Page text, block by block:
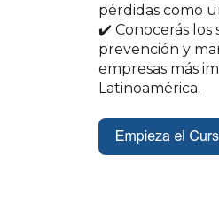
pérdidas como
✔️ Conocerás los
prevención y
empresas más
Latinoamérica.